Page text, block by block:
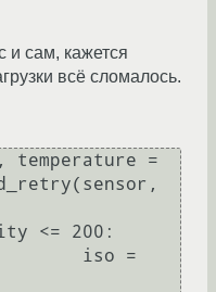
и сам, кажется
всё сломалось.